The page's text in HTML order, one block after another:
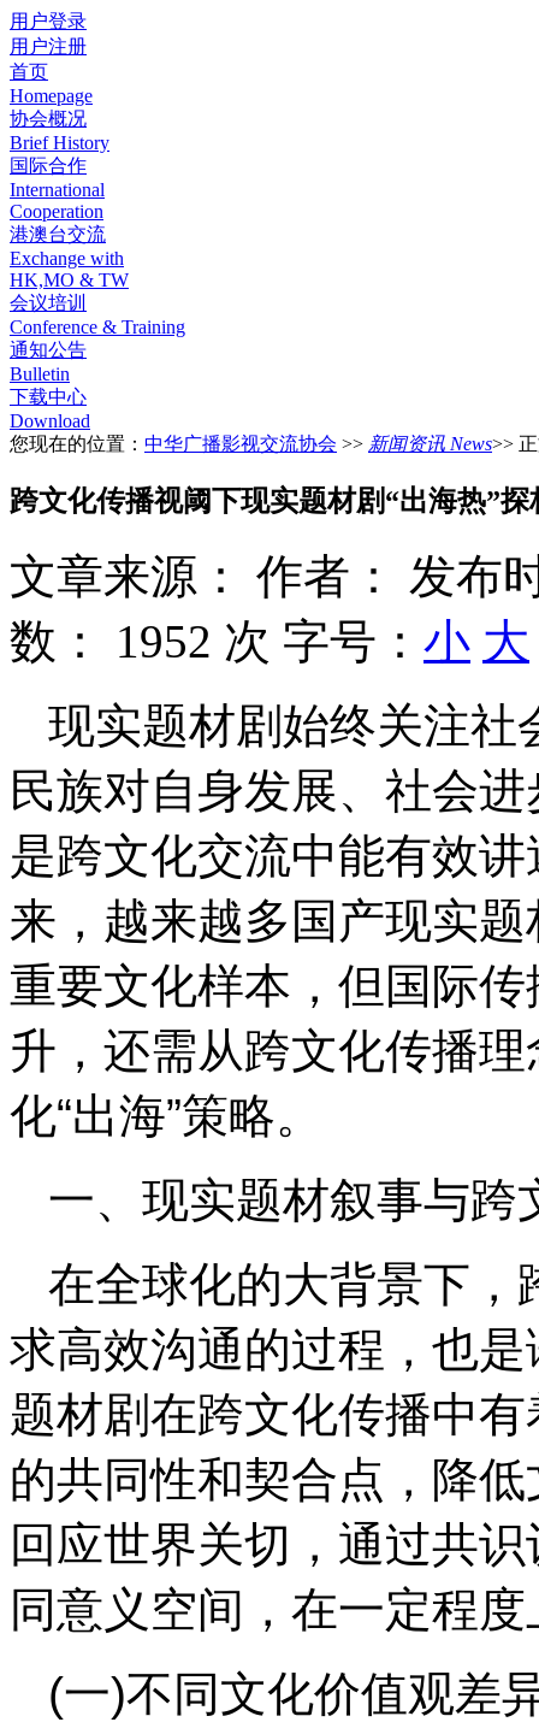
用户登录
用户注册
首页
Homepage
协会概况
Brief History
国际合作
International
Cooperation
港澳台交流
Exchange with
HK,MO & TW
会议培训
Conference & Training
通知公告
Bulletin
下载中心
Download
您现在的位置： 中华广播影视交流协会 >> 新闻资讯 News>>
跨文化传播视阈下现实题材剧“出海热”探
文章来源： 作者：
发布
数： 1952 次 字号： 小 大
现实题材剧始终关注社
民族对自身发展、社会
是跨文化交流中能有效
来，越来越多国产现实
重要文化样本，但国际
升，还需从跨文化传播
化“出海”策略。
一、现实题材叙事与跨
在全球化的大背景下，
求高效沟通的过程，也
题材剧在跨文化传播中
的共同性和契合点，降
回应世界关切，通过共
同意义空间，在一定程
(一)不同文化价值观差